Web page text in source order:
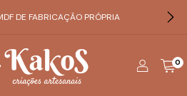
DE FABRICAÇÃO PRÓPRIA
0